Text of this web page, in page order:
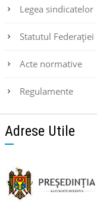
Legea sindicatelor
Statutul Federaţiei
Acte normative
Regulamente
Adrese Utile